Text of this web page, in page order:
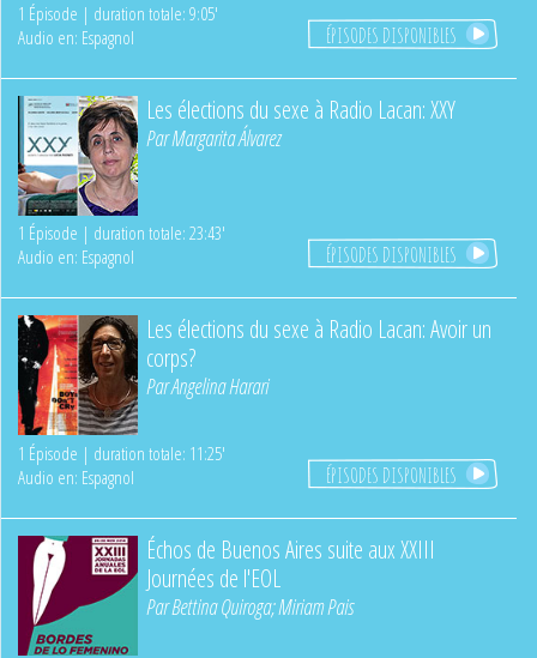
1 Épisode | duration totale: 9:05'
Audio en: Espagnol
ÉPISODES DISPONIBLES
Les élections du sexe à Radio Lacan: XXY
ParMargarita Álvarez
1 Épisode | duration totale: 23:43'
Audio en: Espagnol
ÉPISODES DISPONIBLES
Les élections du sexe à Radio Lacan: Avoir un
corps?
ParAngelina Harari
1 Épisode | duration totale: 11:25'
Audio en: Espagnol
ÉPISODES DISPONIBLES
Échos de Buenos Aires suite aux XXIII
Journées de l'EOL
ParBettina Quiroga;Miriam Pais